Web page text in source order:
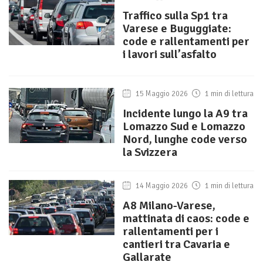
Traffico sulla Sp1 tra
Varese e Buguggiate:
code e rallentamenti per
i lavori sull’asfalto
15 Maggio 2026 1 min di lettura
Incidente lungo la A9 tra
Lomazzo Sud e Lomazzo
Nord, lunghe code verso
la Svizzera
14 Maggio 2026 1 min di lettura
A8 Milano-Varese,
mattinata di caos: code e
rallentamenti per i
cantieri tra Cavaria e
Gallarate